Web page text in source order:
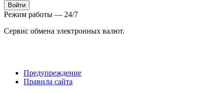
Режим работы — 24/7
Сервис обмена электронных валют.
Предупреждение
Правила сайта